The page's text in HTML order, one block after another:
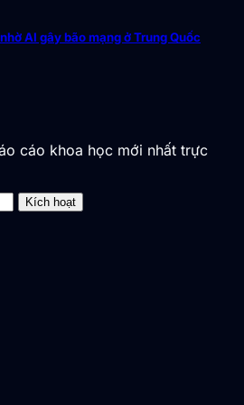
AI gây bão mạng ở Trung Quốc
cáo khoa học mới nhất trực
Kích hoạt